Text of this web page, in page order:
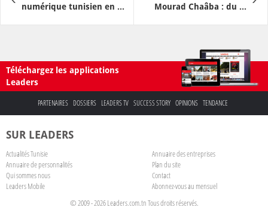
numérique tunisien en ...
Mourad Chaâba : du ...
Téléchargez les applications
Leaders
PARTENAIRES DOSSIERS LEADERS TV SUCCESS STORY OPINIONS TENDANCE
SUR LEADERS
Actualités Tunisie
Annuaire des entreprises
Annuaire de personnalités
Plan du site
Qui sommes nous
Contact
Leaders Mobile
Abonnez-vous au mensuel
© 2009 - 2026 Leaders.com.tn Tous droits réservés.